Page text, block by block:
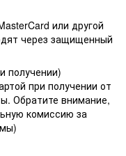
или другой
через защищенный
получении)
при получении от
Обратите внимание,
комиссию за